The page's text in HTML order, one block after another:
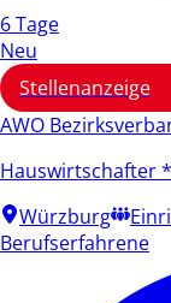
6 Tage
Neu
Stellenanzeige
AWO
Hauswirtschafter
Würzburg
Berufserfahrene